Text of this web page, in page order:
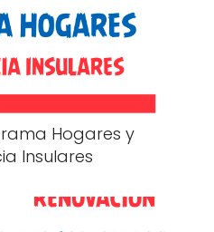
Hogares y
Insulares